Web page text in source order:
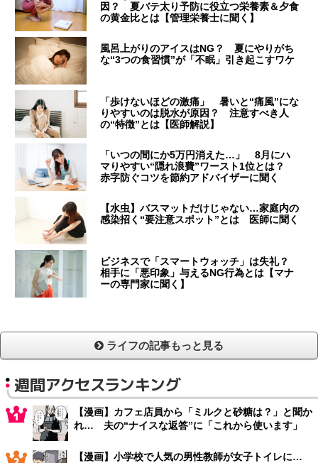
因？ 夏バテ太り予防に役立つ栄養素＆夕食
の黄金比とは【管理栄養士に聞く】
風呂上がりのアイスはNG？ 夏にやりがち
な“3つの食習慣”が「不眠」引き起こすワケ
「歩けないほどの激痛」 暑いと“痛風”にな
りやすいのは脱水が原因？ 注意すべき人
の“特徴”とは【医師解説】
「いつの間にか5万円消えた…」 8月にハ
マりやすい“隠れ浪費”ワースト1位とは？
赤字防ぐコツを節約アドバイザーに聞く
【水虫】バスマットだけじゃない…家庭内の
感染招く“要注意スポット”とは 医師に聞く
ビジネスで「スマートウォッチ」は失礼？
相手に「悪印象」与えるNG行為とは【マナ
ーの専門家に聞く】
ライフの記事もっと見る
週間アクセスランキング
【漫画】カフェ店員から「ミルクと砂糖は？」と聞か
れ… 夫の“ナイスな返答”に「これから使います」
【漫画】小学校で人気の男性教師が女子トイレに…